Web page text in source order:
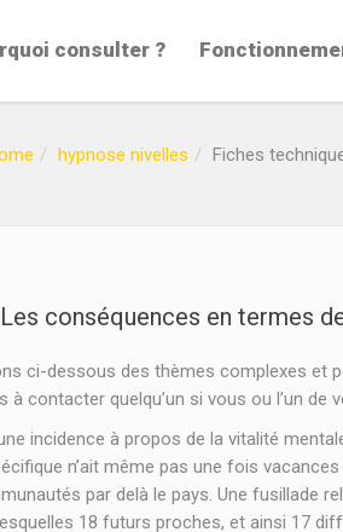
consulter ?
hypnose nivelles Fiches
conséquences en termes
ci-dessous des thèmes complexes et
à contacter quelqu’un si vous ou l’un
incidence à propos de la vitalité
n’ait même pas une fois
par delà le pays. Une fusillade
18 futurs proches, et ainsi 17